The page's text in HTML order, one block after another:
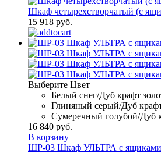
Шкаф четырехстворчатый (с
15 918 руб.
Выберите Цвет
Белый снег/Дуб крафт
Глиняный серый/Дуб
Сумеречный голубой/Дуб
16 840 руб.
В корзину
ШР-03 Шкаф УЛЬТРА с ящиками